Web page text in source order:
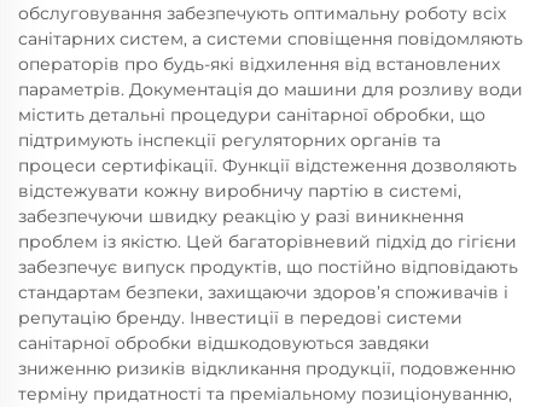
обслуговування забезпечують оптимальну роботу всіх
санітарних систем, а системи сповіщення повідомляють
операторів про будь-які відхилення від встановлених
параметрів. Документація до машини для розливу води
містить детальні процедури санітарної обробки, що
підтримують інспекції регуляторних органів та
процеси сертифікації. Функції відстеження дозволяють
відстежувати кожну виробничу партію в системі,
забезпечуючи швидку реакцію у разі виникнення
проблем із якістю. Цей багаторівневий підхід до гігієни
забезпечує випуск продуктів, що постійно відповідають
стандартам безпеки, захищаючи здоров’я споживачів і
репутацію бренду. Інвестиції в передові системи
санітарної обробки відшкодовуються завдяки
зниженню ризиків відкликання продукції, подовженню
терміну придатності та преміальному позиціонуванню,